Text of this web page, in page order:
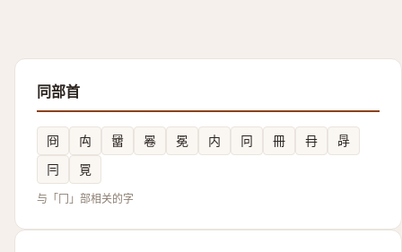
同部首
冏 禸 羀 㒽 冕 内 冋 冊 冄
冔
冃
㒻
与「冂」部相关的字